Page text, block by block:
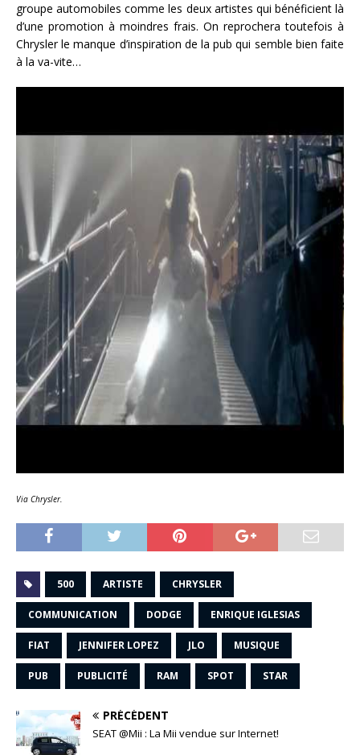
groupe automobiles comme les deux artistes qui bénéficient là
d’une promotion à moindres frais. On reprochera toutefois à
Chrysler le manque d’inspiration de la pub qui semble bien faite
à la va-vite…
Via Chrysler.
500 ARTISTE CHRYSLER
COMMUNICATION DODGE ENRIQUE IGLESIAS
FIAT JENNIFER LOPEZ JLO MUSIQUE
PUB PUBLICITÉ RAM SPOT STAR
PRÉCÉDENT
SEAT @Mii : La Mii vendue sur Internet!